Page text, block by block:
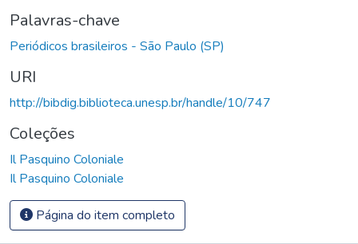
Palavras-chave
Periódicos brasileiros - São Paulo (SP)
URI
http://bibdig.biblioteca.unesp.br/handle/10/747
Coleções
Il Pasquino Coloniale
Il Pasquino Coloniale
Página do item completo